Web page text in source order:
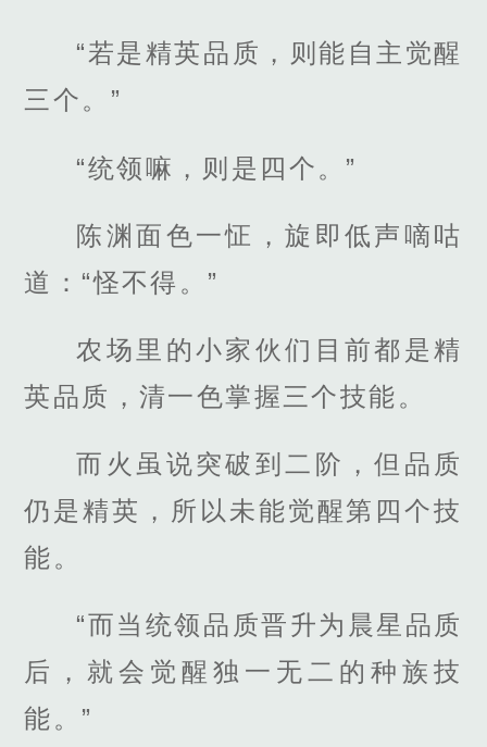
“若是精英品质，则能自主觉醒
三个。”
“统领嘛，则是四个。”
陈渊面色一怔，旋即低声嘀咕
道：“怪不得。”
农场里的小家伙们目前都是精
英品质，清一色掌握三个技能。
而火虽说突破到二阶，但品质
仍是精英，所以未能觉醒第四个技
能。
“而当统领品质晋升为晨星品质
后，就会觉醒独一无二的种族技
能。”